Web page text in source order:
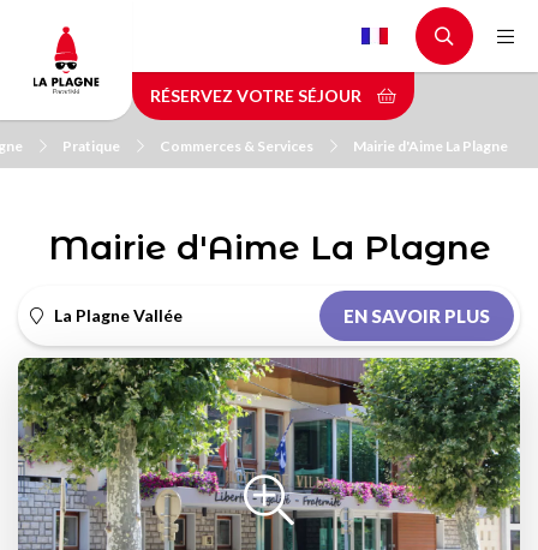
contenu
principal
RÉSERVEZ VOTRE SÉJOUR
Pratique Commerces & Services Mairie d'Aime La Plagne
Mairie d'Aime La Plagne
La Plagne Vallée EN SAVOIR PLUS